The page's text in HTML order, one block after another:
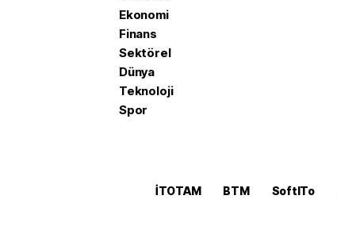
Ekonomi
Finans
Sektörel
Dünya
Teknoloji
Spor
İTOTAM BTM SoftITo